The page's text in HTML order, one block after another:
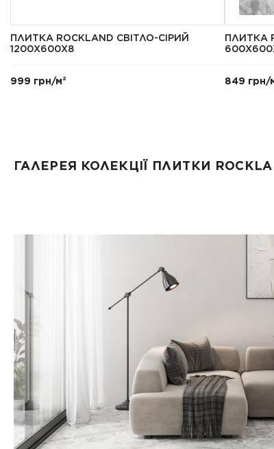
ПЛИТКА ROCKLAND СВІТЛО-СІРИЙ
1200X600X8
999 грн/м²
ПЛИТКА
849 грн/
ГАЛЕРЕЯ КОЛЕКЦІЇ ПЛИТКИ